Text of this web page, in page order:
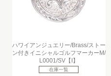
ハワイアンジュエリー/Brass/ストー
ン付きイニシャルゴルフマーカーM/
L0001/SV【I】
在庫一覧